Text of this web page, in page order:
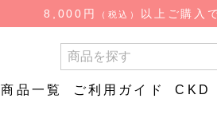
8,000円 （税込） 以上ご購入
商品一覧 ご利用ガイド CKD